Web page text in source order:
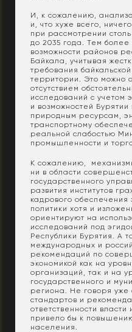
И, к сожалению,
и, что хуже всего,
при рассмотрении
до 2035 года. Тем
возможности районов
Байкала, учитывая
требования
территории. Это можно
отсутствием
исследований с учетом
и возможностей
природным ресурсам,
транспортному
реальной слабостью
промышленности и
К сожалению,
ни в области
государственного
развития институтов
кадрового обеспечения
политики хотя и
ориентируют на
исследований под
Республики Бурятия. А
международных и
рекомендаций по
экономикой как на
организаций, так и на
государственного и
региона. Не говоря уже
стандартов и
ответственности
привело бы к
населения.